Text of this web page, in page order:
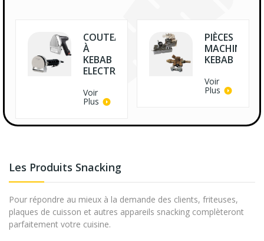
COUTEAU
À
KEBAB
ELECTRIQUE
Voir
Plus
PIÈCES
MACHINE
KEBAB
Voir
Plus
Les Produits Snacking
Pour répondre au mieux à la demande des clients, friteuses,
plaques de cuisson et autres appareils snacking complèteront
parfaitement votre cuisine.